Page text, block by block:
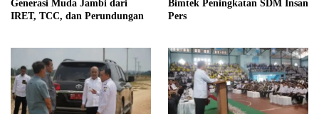
Generasi Muda Jambi dari
IRET, TCC, dan Perundungan
Bimtek Peningkatan SDM Insan
Pers